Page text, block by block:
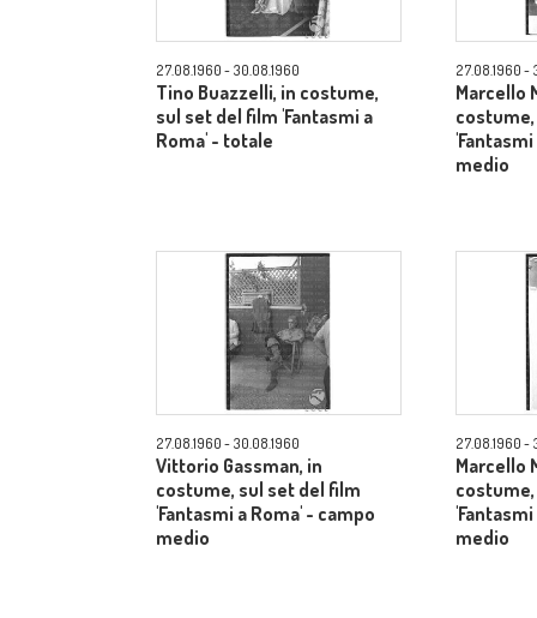
27.08.1960 - 30.08.1960
Tino Buazzelli, in costume,
sul set del film 'Fantasmi a
Roma' - totale
27.08.1960 -
Marcello
medio
27.08.1960 - 30.08.1960
Vittorio Gassman, in
costume, sul set del film
'Fantasmi a Roma' - campo
medio
27.08.1960 -
Marcello
medio